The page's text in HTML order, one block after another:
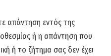
απάντηση εντός της
ή η απάντηση που
ή το ζήτημα σας δεν έχει